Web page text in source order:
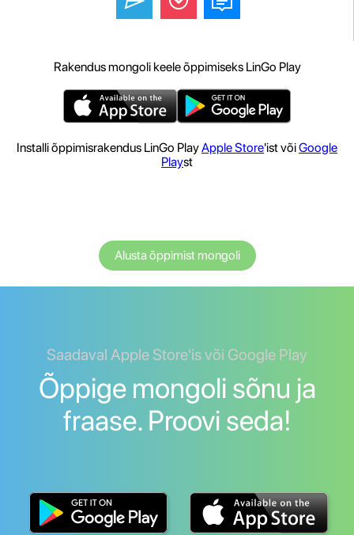
Rakendus mongoli keele õppimiseks LinGo Play
Installi õppimisrakendus LinGo PlayApple Store'ist võiGoogle
Playst
Alusta õppimist mongoli
Saadaval Apple Store'is või Google Play
Õppige mongoli sõnu ja
fraase. Proovi seda!